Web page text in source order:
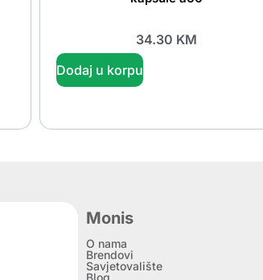
34.30 KM
Dodaj u korpu
Monis
O nama
Brendovi
Savjetovalište
Blog